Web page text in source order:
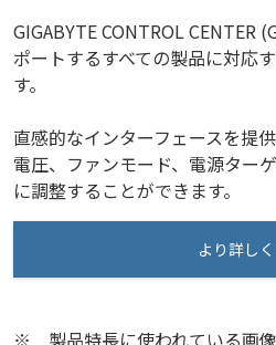
GIGABYTE CONTROL CENTER
ポートするすべての製品に対応
す。
直感的なインターフェースを提
電圧、ファンモード、電源ター
に調整することができます。
より詳しく
※ 製品特長に使われている画